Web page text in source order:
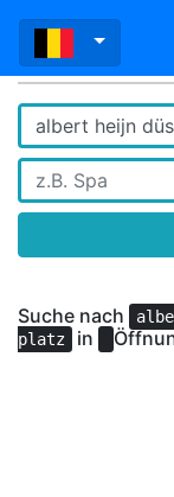
Suche nach
platz
in